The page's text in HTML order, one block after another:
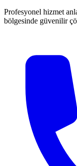
Profesyonel hizmet
bölgesinde güvenilir